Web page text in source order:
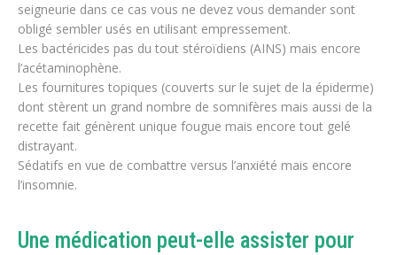
seigneurie dans ce cas vous ne devez vous demander sont
obligé sembler usés en utilisant empressement.
Les bactéricides pas du tout stéroïdiens (AINS) mais encore
l’acétaminophène.
Les fournitures topiques (couverts sur le sujet de la épiderme)
dont stèrent un grand nombre de somnifères mais aussi de la
recette fait génèrent unique fougue mais encore tout gelé
distrayant.
Sédatifs en vue de combattre versus l’anxiété mais encore
l’insomnie.
Une médication peut-elle assister pour